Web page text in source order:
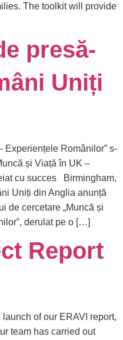
The toolkit will provide
presă-
Uniți
Experiențele Românilor” s-
și Viață în UK –
cu succes Birmingham,
Uniți din Anglia anunță
de cercetare „Muncă și
derulat pe o […]
Report
of our ERAVI report,
team has carried out